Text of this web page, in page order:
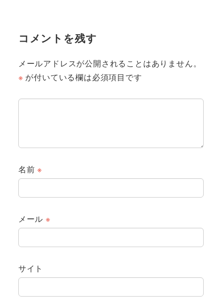
コメントを残す
メールアドレスが公開されることはありません。
※ が付いている欄は必須項目です
名前※
メール ※
サイト